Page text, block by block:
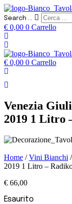
Search ...
€ 0,00 0 Carrello
€ 0,00 0 Carrello
Venezia
2019 1 Litro
Home /Vini Bianchi
2019 1 Litro –
€ 66,00
Esaurito